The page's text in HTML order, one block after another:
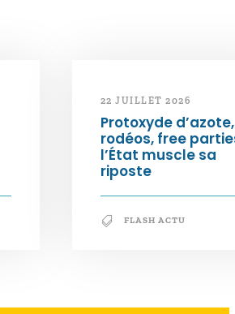
22 JUILLET 2026
Protoxyde d’azote,
rodéos, free
l’État muscle sa
riposte
FLASH ACTU